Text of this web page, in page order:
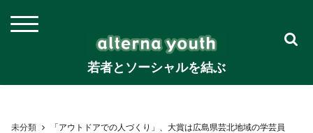
若者とソーシャルを結ぶ
未分類 「アウトドアでの人づくり」、大賞は広島県芸北地域の学芸員